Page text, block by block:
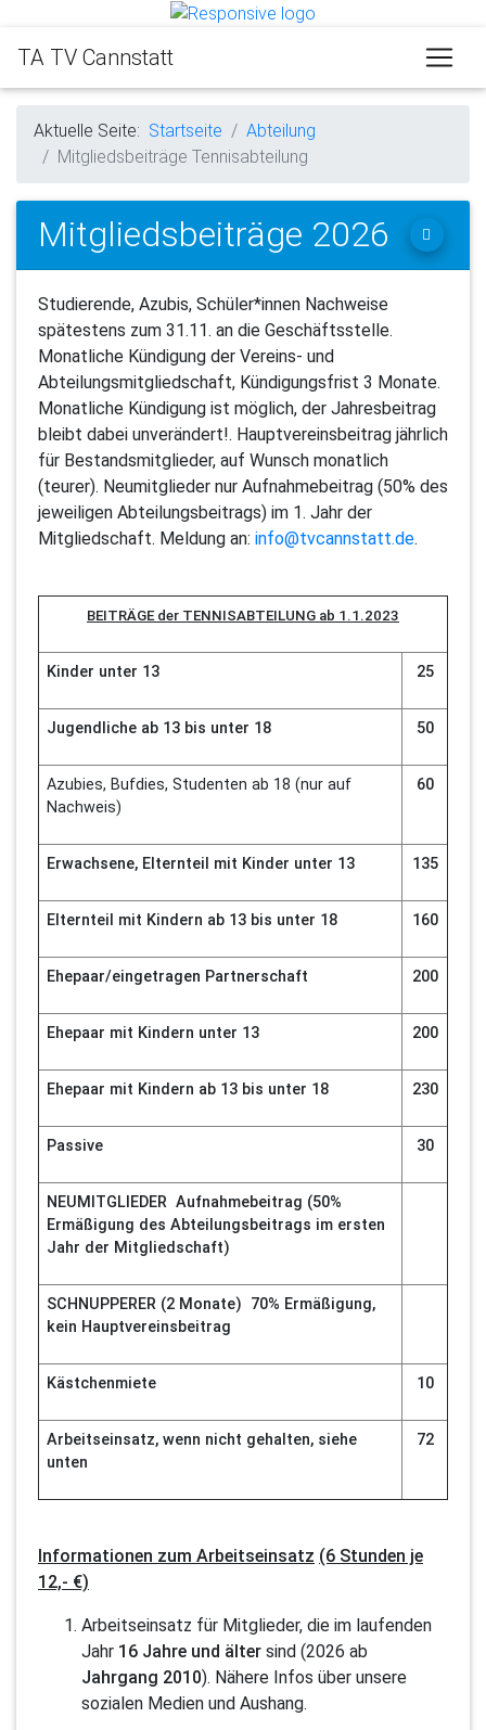
TA TV Cannstatt
Aktuelle Seite: Startseite
Abteilung
Mitgliedsbeiträge Tennisabteilung
Mitgliedsbeiträge 2026
Studierende, Azubis, Schüler*innen Nachweise
spätestens zum 31.11. an die Geschäftsstelle.
Monatliche Kündigung der Vereins- und
Abteilungsmitgliedschaft, Kündigungsfrist 3 Monate.
Monatliche Kündigung ist möglich, der Jahresbeitrag
bleibt dabei unverändert!. Hauptvereinsbeitrag jährlich
für Bestandsmitglieder, auf Wunsch monatlich
(teurer). Neumitglieder nur Aufnahmebeitrag (50% des
jeweiligen Abteilungsbeitrags) im 1. Jahr der
Mitgliedschaft. Meldung an: info@tvcannstatt.de.
BEITRÄGE der TENNISABTEILUNG ab 1.1.2023
Kinder unter 13 25
Jugendliche ab 13 bis unter 18 50
Azubies, Bufdies, Studenten ab 18 (nur auf
Nachweis)
60
Erwachsene, Elternteil mit Kinder unter 13 135
Elternteil mit Kindern ab 13 bis unter 18 160
Ehepaar/eingetragen Partnerschaft 200
Ehepaar mit Kindern unter 13 200
Ehepaar mit Kindern ab 13 bis unter 18 230
Passive 30
NEUMITGLIEDER Aufnahmebeitrag (50%
Ermäßigung des Abteilungsbeitrags im ersten
Jahr der Mitgliedschaft)
SCHNUPPERER (2 Monate) 70% Ermäßigung,
kein Hauptvereinsbeitrag
Kästchenmiete 10
Arbeitseinsatz, wenn nicht gehalten, siehe
unten
72
Informationen zum Arbeitseinsatz (6 Stunden je
12,- €)
Arbeitseinsatz für Mitglieder, die im laufenden
Jahr 16 Jahre und älter sind (2026 ab
Jahrgang 2010). Nähere Infos über unsere
sozialen Medien und Aushang.